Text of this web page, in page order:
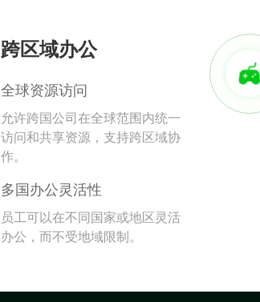
跨区域办公
全球资源访问
允许跨国公司在全球范围内统一
访问和共享资源，支持跨区域协
作。
多国办公灵活性
员工可以在不同国家或地区灵活
办公，而不受地域限制。